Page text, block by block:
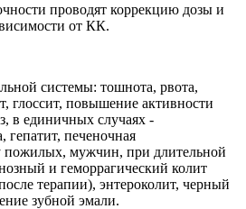
проводят коррекцию дозы и
от КК.
системы: тошнота, рвота,
глоссит, повышение активности
в единичных случаях -
гепатит, печеночная
пожилых, мужчин, при длительной
и геморрагический колит
терапии), энтероколит, черный
зубной эмали.